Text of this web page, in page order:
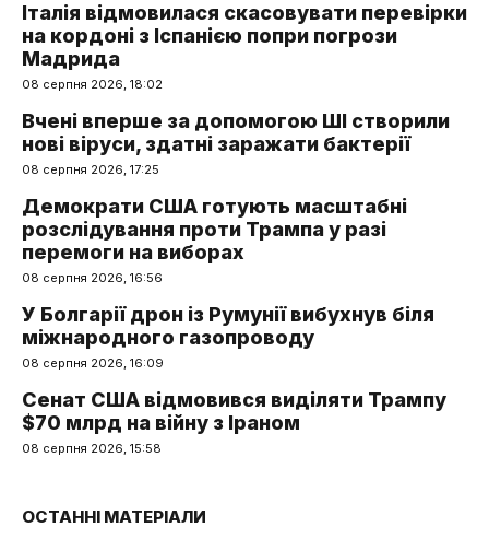
Італія відмовилася скасовувати перевірки
на кордоні з Іспанією попри погрози
Мадрида
08 серпня 2026, 18:02
Вчені вперше за допомогою ШІ створили
нові віруси, здатні заражати бактерії
08 серпня 2026, 17:25
Демократи США готують масштабні
розслідування проти Трампа у разі
перемоги на виборах
08 серпня 2026, 16:56
У Болгарії дрон із Румунії вибухнув біля
міжнародного газопроводу
08 серпня 2026, 16:09
Сенат США відмовився виділяти Трампу
$70 млрд на війну з Іраном
08 серпня 2026, 15:58
ОСТАННІ МАТЕРІАЛИ